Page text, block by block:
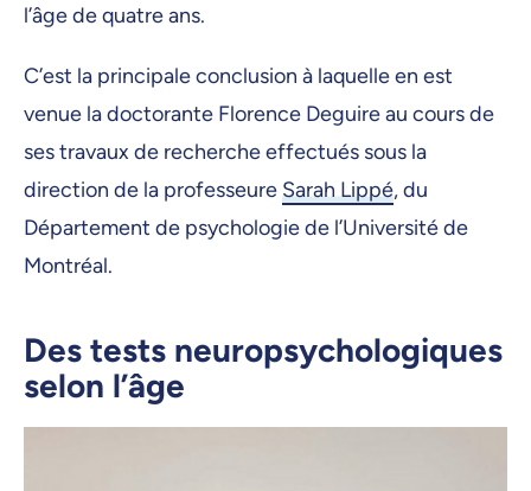
l’âge de quatre ans.
C’est la principale conclusion à laquelle en est
venue la doctorante Florence Deguire au cours de
ses travaux de recherche effectués sous la
direction de la professeure Sarah Lippé, du
Département de psychologie de l’Université de
Montréal.
Des tests neuropsychologiques
selon l’âge